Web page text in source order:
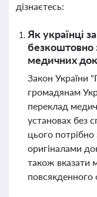
дізнаєтесь:
Як українці
безкоштовно
медичних
Закон України
громадянам
переклад
установах без
цього потрібно
оригіналами
також вказати
повсякденного